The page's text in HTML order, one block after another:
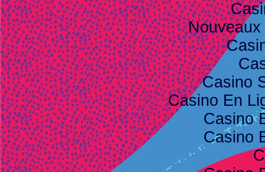
Casino
Casino En
Casino
Casino